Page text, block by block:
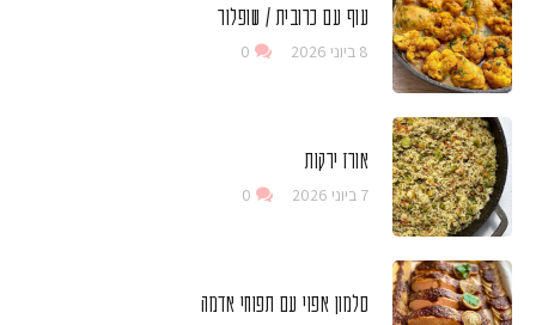
עוף עם כרובית / שופלור
8 ביוני 2026 0
אורז ירקות
7 ביוני 2026 0
סלמון אפוי עם תפוחי אדמה